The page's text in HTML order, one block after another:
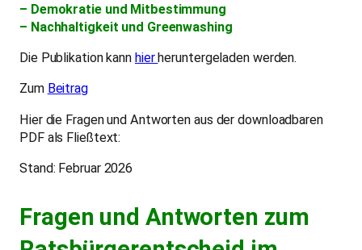
– Demokratie und Mitbestimmung
– Nachhaltigkeit und Greenwashing
Die Publikation kann hierheruntergeladen werden.
Zum Beitrag
Hier die Fragen und Antworten aus der downloadbaren
PDF als Fließtext:
Stand: Februar 2026
Fragen und Antworten zum